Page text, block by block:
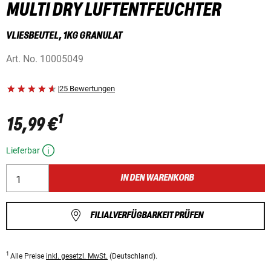
MULTI DRY LUFTENTFEUCHTER
VLIESBEUTEL, 1KG GRANULAT
Art. No. 10005049
|25 Bewertungen
15,99 €1
Lieferbar
IN DEN WARENKORB
FILIALVERFÜGBARKEIT PRÜFEN
1 Alle Preise inkl. gesetzl. MwSt. (Deutschland).